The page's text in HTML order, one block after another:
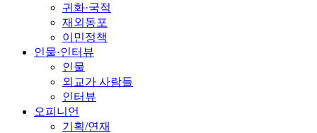
귀화·국적
재외동포
이민정책
인물·인터뷰
인물
외교가 사람들
인터뷰
오피니언
기획/연재